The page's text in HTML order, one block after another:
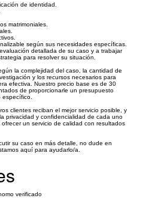
de identidad.
matrimoniales.
según sus necesidades específicas.
detallada de su caso y a trabajar
para resolver su situación.
la complejidad del caso, la cantidad de
y los recursos necesarios para
efectiva. Nuestro precio base es de 30
de proporcionarle un presupuesto
clientes reciban el mejor servicio posible, y
privacidad y confidencialidad de cada uno
un servicio de calidad con resultados
su caso en más detalle, no dude en
aquí para ayudarlo/a.
verificado